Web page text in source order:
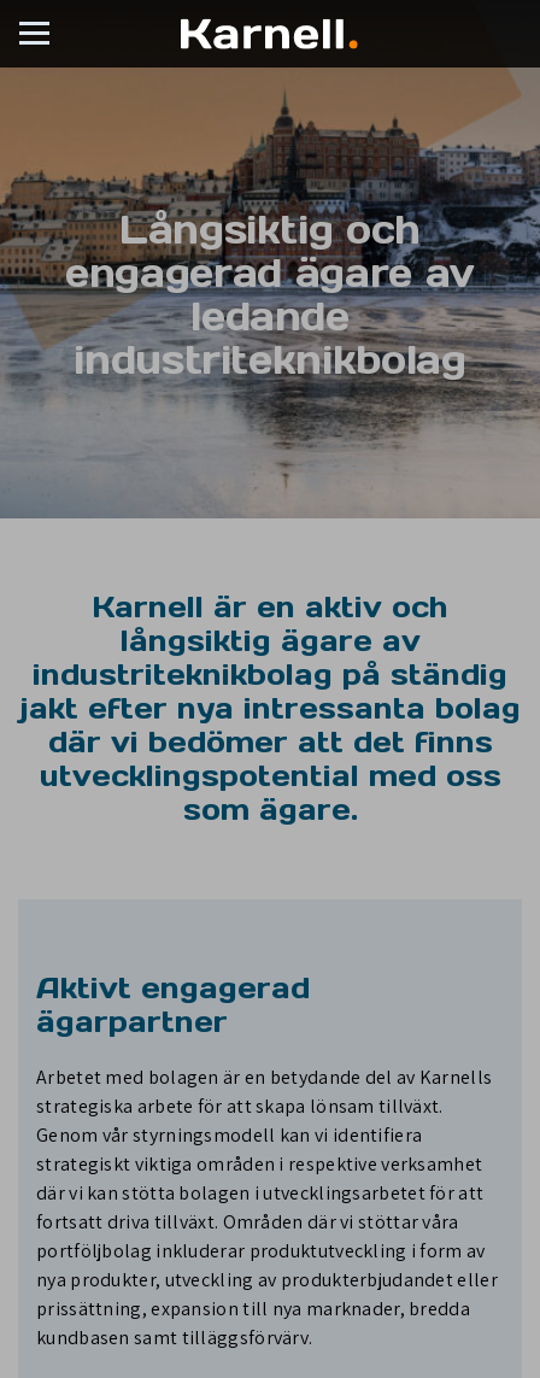
Långsiktig och
engagerad ägare av
ledande
industriteknikbolag
Karnell är en aktiv och
långsiktig ägare av
industriteknikbolag på ständig
jakt efter nya intressanta bolag
där vi bedömer att det finns
utvecklingspotential med oss
som ägare.
Aktivt engagerad
ägarpartner
Arbetet med bolagen är en betydande del av Karnells
strategiska arbete för att skapa lönsam tillväxt.
Genom vår styrningsmodell kan vi identifiera
strategiskt viktiga områden i respektive verksamhet
där vi kan stötta bolagen i utvecklingsarbetet för att
fortsatt driva tillväxt. Områden där vi stöttar våra
portföljbolag inkluderar produktutveckling i form av
nya produkter, utveckling av produkterbjudandet eller
prissättning, expansion till nya marknader, bredda
kundbasen samt tilläggsförvärv.